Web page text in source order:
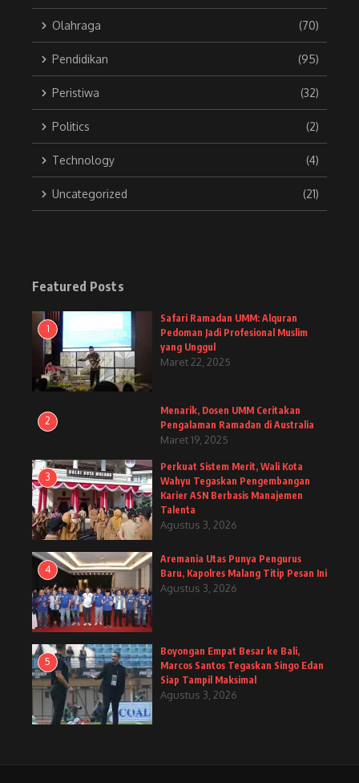
Olahraga (70)
Pendidikan (95)
Peristiwa (32)
Politics (2)
Technology (4)
Uncategorized (21)
Featured Posts
1
Safari Ramadan UMM: Alquran
Pedoman Jadi Profesional Muslim
yang Unggul
Maret 22, 2025
2
Menarik, Dosen UMM Ceritakan
Pengalaman Ramadan di Australia
Maret 19, 2025
3
Perkuat Sistem Merit, Wali Kota
Wahyu Tegaskan Pengembangan
Karier ASN Berbasis Manajemen
Talenta
Agustus 3, 2026
4
Aremania Utas Punya Pengurus
Baru, Kapolres Malang Titip Pesan Ini
Agustus 3, 2026
5
Boyongan Empat Besar ke Bali,
Marcos Santos Tegaskan Singo Edan
Siap Tampil Maksimal
Agustus 3, 2026